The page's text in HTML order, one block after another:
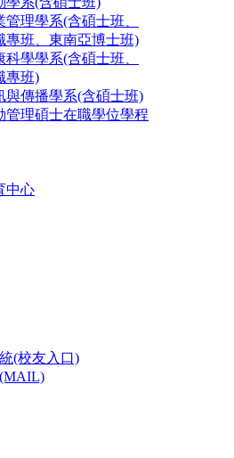
管理學系(含碩士班、
專班、東南亞博士班)
科學學系(含碩士班、
專班)
與傳播學系(含碩士班)
管理碩士在職學位學程
中心
(校友入口)